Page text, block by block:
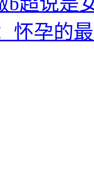
怀孕的